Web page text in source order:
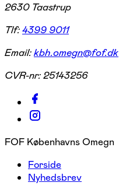
2630 Taastrup
Tlf:4399 9011
Email:kbh.omegn@fof.dk
CVR-nr:25143256
FOF Københavns Omegn
Forside
Nyhedsbrev